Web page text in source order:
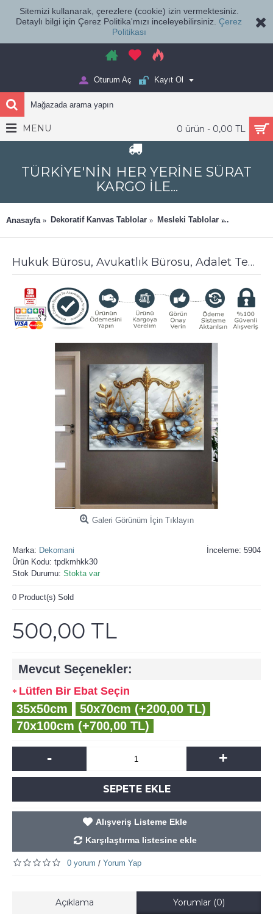
Sitemizi kullanarak, çerezlere (cookie) izin vermektesiniz.
Detaylı bilgi için Çerez Politika'mızı inceleyebilirsiniz. Çerez
Politikası
Oturum Aç Kayıt Ol
0 ürün - 0,00 TL
MENU
TÜRKİYE'NİN HER YERİNE SÜRAT
KARGO İLE...
Anasayfa Dekoratif Kanvas Tablolar Mesleki Tablolar
Hukuk Bürosu, Avukatlık Bürosu, Adalet Temalı Dekoratif Tablo Adaletin Terazisi hkk30
Galeri Görünüm İçin Tıklayın
İnceleme: 5904
Marka: Dekomani
Ürün Kodu: tpdkmhkk30
Stok Durumu: Stokta var
0 Product(s) Sold
500,00 TL
Mevcut Seçenekler:
Lütfen Bir Ebat Seçin
35x50cm
50x70cm (+200,00 TL)
70x100cm (+700,00 TL)
- +
SEPETE EKLE
Alışveriş Listeme Ekle
Karşılaştırma listesine ekle
0 yorum / Yorum Yap
Açıklama Yorumlar (0)